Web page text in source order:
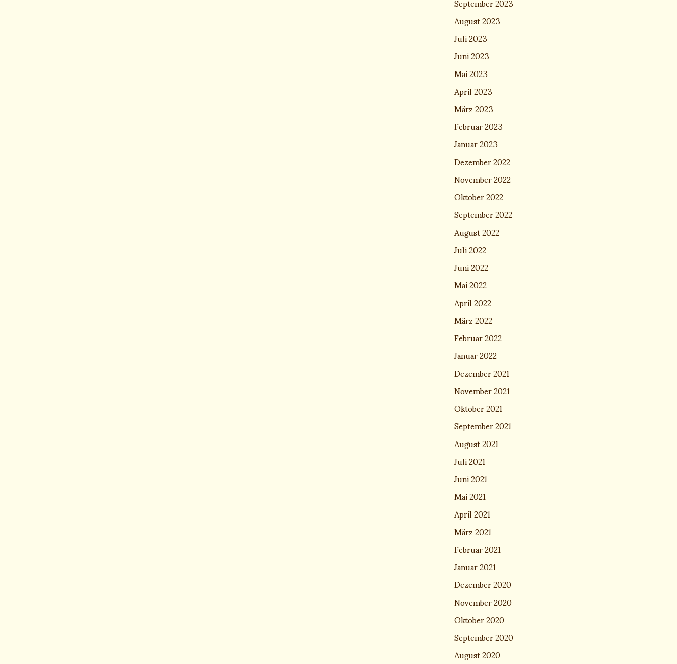
August 2023
Juli 2023
Juni 2023
Mai 2023
April 2023
März 2023
Februar 2023
Januar 2023
Dezember 2022
November 2022
Oktober 2022
September 2022
August 2022
Juli 2022
Juni 2022
Mai 2022
April 2022
März 2022
Februar 2022
Januar 2022
Dezember 2021
November 2021
Oktober 2021
September 2021
August 2021
Juli 2021
Juni 2021
Mai 2021
April 2021
März 2021
Februar 2021
Januar 2021
Dezember 2020
November 2020
Oktober 2020
September 2020
August 2020